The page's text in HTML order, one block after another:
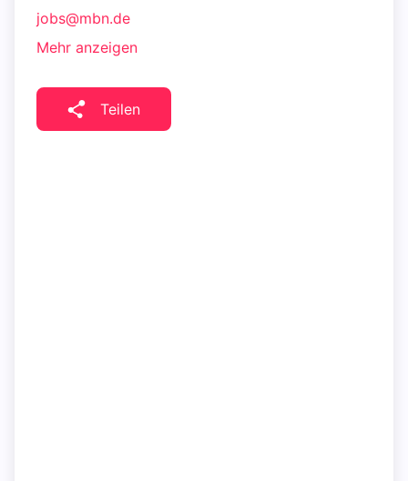
jobs@mbn.de
Mehr anzeigen
Teilen